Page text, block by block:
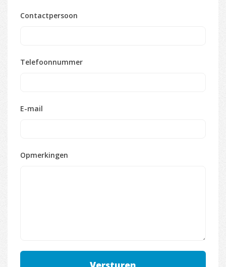
Contactpersoon
Telefoonnummer
E-mail
Opmerkingen